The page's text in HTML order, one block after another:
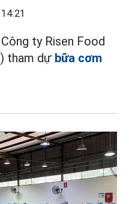
ty Risen Food
tham dự bữa cơm